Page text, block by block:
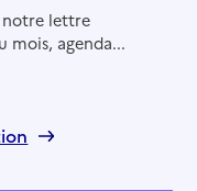
notre lettre
mois, agenda...